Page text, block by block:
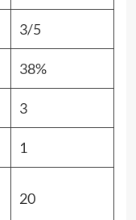
3/5
38%
3
1
20